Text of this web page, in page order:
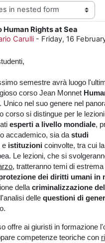
Human Rights at Sea
Carulli - Friday, 16
of replies: 0
semestre avrà luogo
corso Jean Monnet
Unico nel suo genere nel
corso si distingue per le
esperti a livello mondiale,
accademico, sia da studi
e istituzioni coinvolte, tra cui
Le lezioni, che si
, tratteranno temi di estrema
dei diritti umani in
della criminalizzazione
delle questioni di
offre ai giuristi in formazione
competenze teoriche con